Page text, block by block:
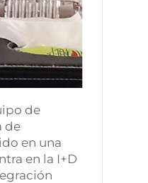
de
de
en una
en la I+D